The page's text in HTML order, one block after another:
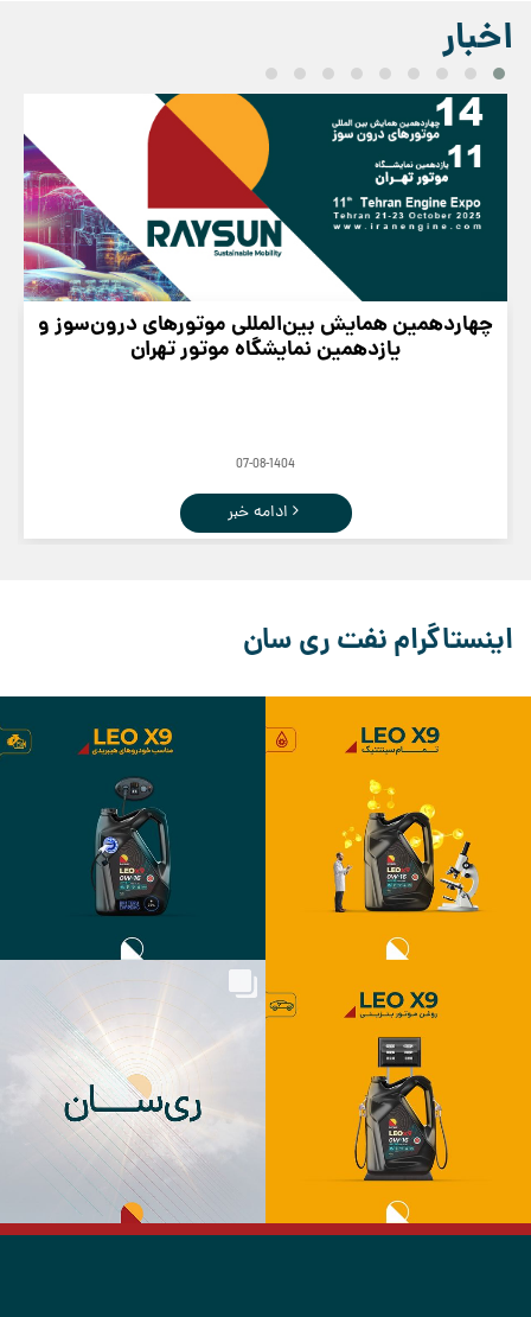
اخبار
چهاردهمین همایش بین‌المللی موتورهای درون‌سوز و
یازدهمین نمایشگاه موتور تهران
07-08-1404
ادامه خبر
اینستاگرام نفت ری سان